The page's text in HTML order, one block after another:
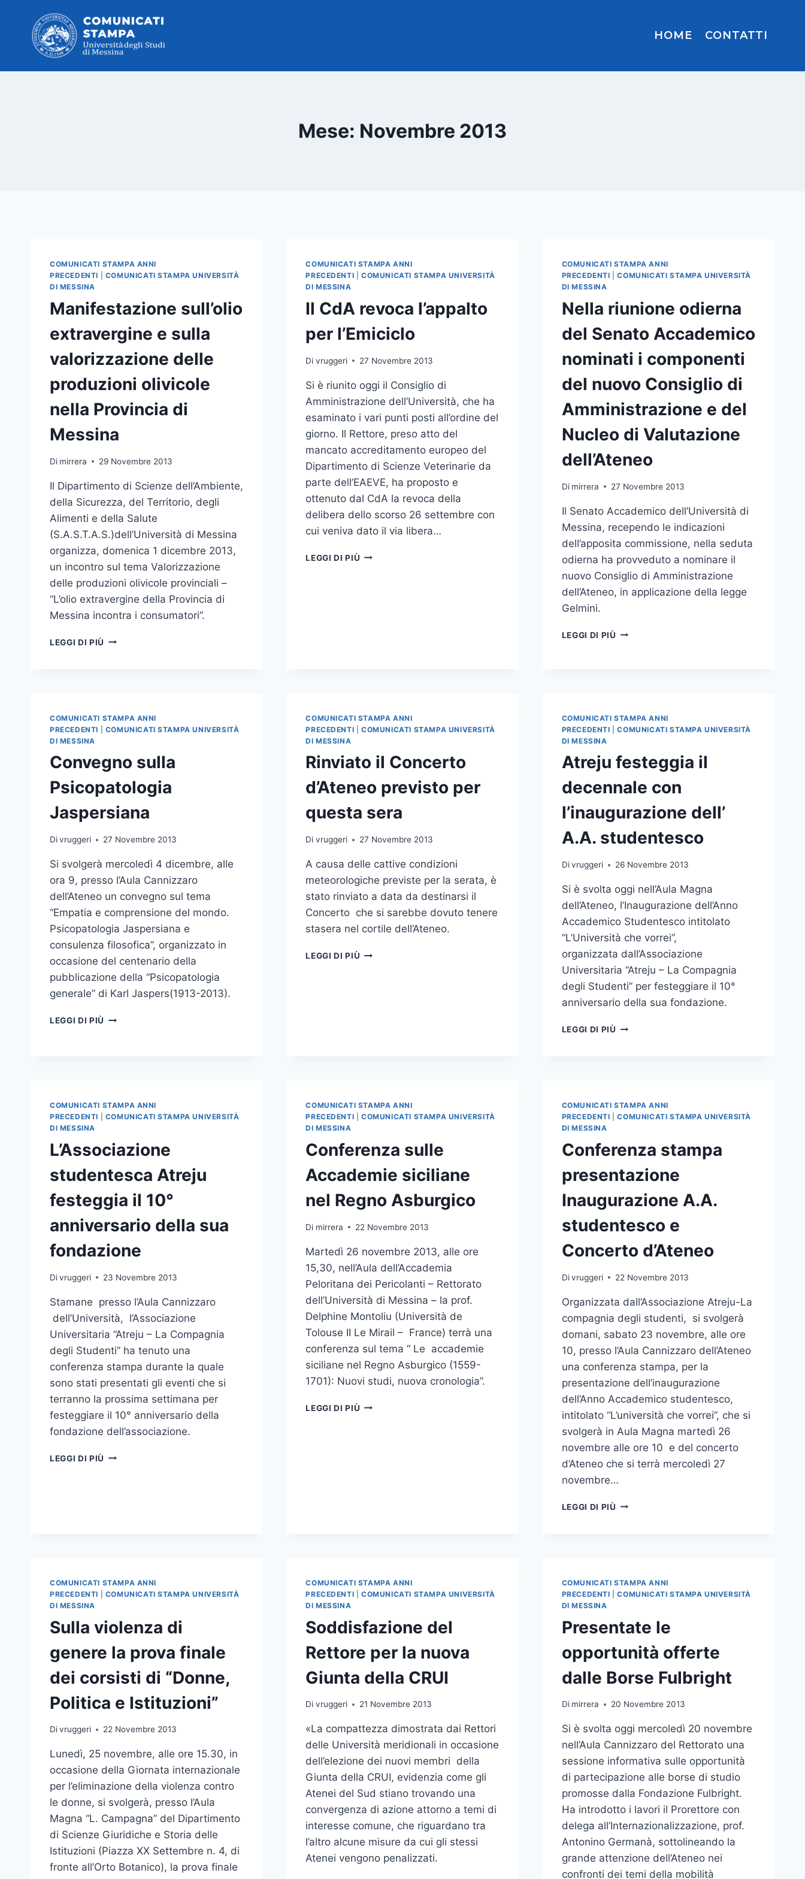
contenuto
HOME CONTATTI
Mese: Novembre 2013
COMUNICATI STAMPA ANNI
PRECEDENTI
COMUNICATI STAMPA UNIVERSITÀ
DI MESSINA
Manifestazione sull’olio
extravergine e sulla
valorizzazione delle
produzioni olivicole
nella Provincia di
Messina
Di mirrera 29 Novembre 2013
Il Dipartimento di Scienze dell’Ambiente,
della Sicurezza, del Territorio, degli
Alimenti e della Salute
(S.A.S.T.A.S.)dell’Università di Messina
organizza, domenica 1 dicembre 2013,
un incontro sul tema Valorizzazione
delle produzioni olivicole provinciali –
“L’olio extravergine della Provincia di
Messina incontra i consumatori”.
LEGGI DI PIÙ MANIFESTAZIONE
DELLE
PRODUZIONI
PROVINCIA
MESSINA
COMUNICATI STAMPA ANNI
PRECEDENTI |COMUNICATI STAMPA UNIVERSITÀ
DI MESSINA
Il CdA revoca l’appalto
per l’Emiciclo
Di vruggeri 27 Novembre 2013
Si è riunito oggi il Consiglio di
Amministrazione dell’Università, che ha
esaminato i vari punti posti all’ordine del
giorno. Il Rettore, preso atto del
mancato accreditamento europeo del
Dipartimento di Scienze Veterinarie da
parte dell’EAEVE, ha proposto e
ottenuto dal CdA la revoca della
delibera dello scorso 26 settembre con
cui veniva dato il via libera…
LEGGI DI PIÙ IL
COMUNICATI STAMPA ANNI
PRECEDENTI |COMUNICATI STAMPA UNIVERSITÀ
DI MESSINA
Nella riunione odierna
del Senato Accademico
nominati i componenti
del nuovo Consiglio di
Amministrazione e del
Nucleo di Valutazione
dell’Ateneo
Di mirrera 27 Novembre 2013
Il Senato Accademico dell’Università di
Messina, recependo le indicazioni
dell’apposita commissione, nella seduta
odierna ha provveduto a nominare il
nuovo Consiglio di Amministrazione
dell’Ateneo, in applicazione della legge
Gelmini.
LEGGI DI PIÙ NELLA
I
COMPONENTI
NUOVO
CONSIGLIO
DI
AMMINISTRAZIONE
E
DEL
NUCLEO
DI
DELL’ATENEO
COMUNICATI STAMPA ANNI
PRECEDENTI
COMUNICATI STAMPA UNIVERSITÀ
DI MESSINA
Convegno sulla
Psicopatologia
Jaspersiana
Divruggeri 27 Novembre 2013
Si svolgerà mercoledì 4 dicembre, alle
ora 9, presso l’Aula Cannizzaro
dell’Ateneo un convegno sul tema
“Empatia e comprensione del mondo.
Psicopatologia Jaspersiana e
consulenza filosofica”, organizzato in
occasione del centenario della
pubblicazione della “Psicopatologia
generale” di Karl Jaspers(1913-2013).
LEGGI DI PIÙ CONVEGNO
COMUNICATI STAMPA ANNI
PRECEDENTI |COMUNICATI STAMPA UNIVERSITÀ
DI MESSINA
Rinviato il Concerto
d’Ateneo previsto per
questa sera
Di vruggeri 27 Novembre 2013
A causa delle cattive condizioni
meteorologiche previste per la serata, è
stato rinviato a data da destinarsi il
Concerto che si sarebbe dovuto tenere
stasera nel cortile dell’Ateneo.
LEGGI DI PIÙ RINVIATO
COMUNICATI STAMPA ANNI
PRECEDENTI |COMUNICATI STAMPA UNIVERSITÀ
DI MESSINA
Atreju festeggia il
decennale con
l’inaugurazione dell’
A.A. studentesco
Di vruggeri 26 Novembre 2013
Si è svolta oggi nell’Aula Magna
dell’Ateneo, l’Inaugurazione dell’Anno
Accademico Studentesco intitolato
“L’Università che vorrei”,
organizzata dall’Associazione
Universitaria “Atreju – La Compagnia
degli Studenti” per festeggiare il 10°
anniversario della sua fondazione.
LEGGI DI PIÙ ATREJU
DELL’
A.A.
COMUNICATI STAMPA ANNI
PRECEDENTI
COMUNICATI STAMPA UNIVERSITÀ
DI MESSINA
L’Associazione
studentesca Atreju
festeggia il 10°
anniversario della sua
fondazione
Divruggeri 23 Novembre 2013
Stamane presso l’Aula Cannizzaro
dell’Università, l’Associazione
Universitaria “Atreju – La Compagnia
degli Studenti” ha tenuto una
conferenza stampa durante la quale
sono stati presentati gli eventi che si
terranno la prossima settimana per
festeggiare il 10° anniversario della
fondazione dell’associazione.
LEGGI DI PIÙ L’ASSOCIAZIONE
COMUNICATI STAMPA ANNI
PRECEDENTI |COMUNICATI STAMPA UNIVERSITÀ
DI MESSINA
Conferenza sulle
Accademie siciliane
nel Regno Asburgico
Di mirrera 22 Novembre 2013
Martedì 26 novembre 2013, alle ore
15,30, nell’Aula dell’Accademia
Peloritana dei Pericolanti – Rettorato
dell’Università di Messina – la prof.
Delphine Montoliu (Università de
Tolouse II Le Mirail – France) terrà una
conferenza sul tema “ Le accademie
siciliane nel Regno Asburgico (1559-
1701): Nuovi studi, nuova cronologia”.
LEGGI DI PIÙ CONFERENZA
COMUNICATI STAMPA ANNI
PRECEDENTI |COMUNICATI STAMPA UNIVERSITÀ
DI MESSINA
Conferenza stampa
presentazione
Inaugurazione A.A.
studentesco e
Concerto d’Ateneo
Di vruggeri 22 Novembre 2013
Organizzata dall’Associazione Atreju-La
compagnia degli studenti, si svolgerà
domani, sabato 23 novembre, alle ore
10, presso l’Aula Cannizzaro dell’Ateneo
una conferenza stampa, per la
presentazione dell’inaugurazione
dell’Anno Accademico studentesco,
intitolato “L’università che vorrei”, che si
svolgerà in Aula Magna martedì 26
novembre alle ore 10 e del concerto
d’Ateneo che si terrà mercoledì 27
novembre…
LEGGI DI PIÙ CONFERENZA
E
CONCERTO
COMUNICATI STAMPA ANNI
PRECEDENTI
COMUNICATI STAMPA UNIVERSITÀ
DI MESSINA
Sulla violenza di
genere la prova finale
dei corsisti di “Donne,
Politica e Istituzioni”
Divruggeri 22 Novembre 2013
Lunedì, 25 novembre, alle ore 15.30, in
occasione della Giornata internazionale
per l’eliminazione della violenza contro
le donne, si svolgerà, presso l’Aula
Magna “L. Campagna” del Dipartimento
di Scienze Giuridiche e Storia delle
Istituzioni (Piazza XX Settembre n. 4, di
fronte all’Orto Botanico), la prova finale
COMUNICATI STAMPA ANNI
PRECEDENTI |COMUNICATI STAMPA UNIVERSITÀ
DI MESSINA
Soddisfazione del
Rettore per la nuova
Giunta della CRUI
Di vruggeri 21 Novembre 2013
«La compattezza dimostrata dai Rettori
delle Università meridionali in occasione
dell’elezione dei nuovi membri della
Giunta della CRUI, evidenzia come gli
Atenei del Sud stiano trovando una
convergenza di azione attorno a temi di
interesse comune, che riguardano tra
l’altro alcune misure da cui gli stessi
Atenei vengono penalizzati.
COMUNICATI STAMPA ANNI
PRECEDENTI |COMUNICATI STAMPA UNIVERSITÀ
DI MESSINA
Presentate le
opportunità offerte
dalle Borse Fulbright
Di mirrera 20 Novembre 2013
Si è svolta oggi mercoledì 20 novembre
nell’Aula Cannizzaro del Rettorato una
sessione informativa sulle opportunità
di partecipazione alle borse di studio
promosse dalla Fondazione Fulbright.
Ha introdotto i lavori il Prorettore con
delega all’Internazionalizzazione, prof.
Antonino Germanà, sottolineando la
grande attenzione dell’Ateneo nei
confronti dei temi della mobilità